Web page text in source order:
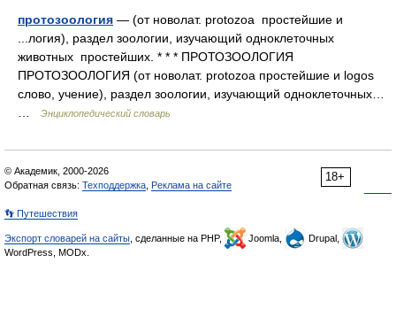
протозоология — (от новолат. protozoa простейшие и
...логия), раздел зоологии, изучающий одноклеточных
животных простейших. * * * ПРОТОЗООЛОГИЯ
ПРОТОЗООЛОГИЯ (от новолат. protozoa простейшие и logos
слово, учение), раздел зоологии, изучающий одноклеточных…
Энциклопедический словарь
18+
© Академик, 2000-2026
Обратная связь: Техподдержка Реклама на сайте
👣 Путешествия
Экспорт словарей на сайты , сделанные на PHP, Joomla,
Drupal,
WordPress, MODx.